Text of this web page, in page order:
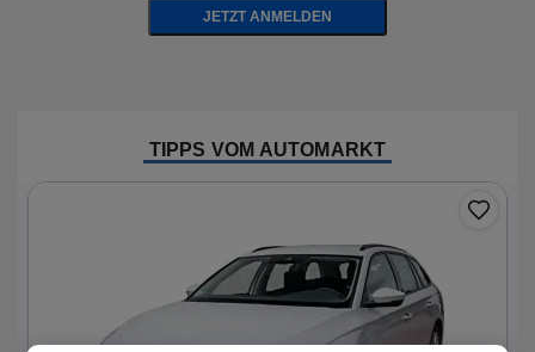
JETZT ANMELDEN
TIPPS VOM AUTOMARKT